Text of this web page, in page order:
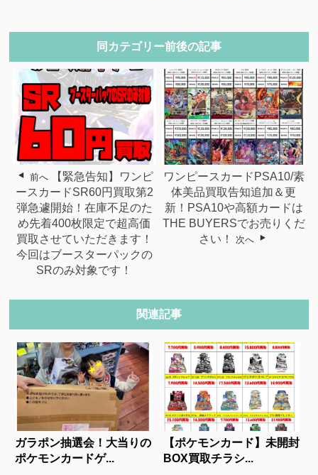
同カテゴリー前後の記事
前へ
【緊急告知】ワンピ
ースカードSR60円買取第2
弾急遽開始！在庫不足のた
め先着400枚限定で超高価
買取させていただきます！
今回はブースターパックの
SRのみ対象です！
ワンピースカードPSA10/素
体美品買取告知追加＆更
新！PSA10や高額カードは
THE BUYERSでお売りくだ
さい！
次へ
関連記事
ガラポン抽選会！大当りの
ポケモンカードゲ...
【ポケモンカード】未開封
BOX買取チラシ...